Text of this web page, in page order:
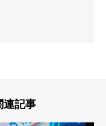
連記事